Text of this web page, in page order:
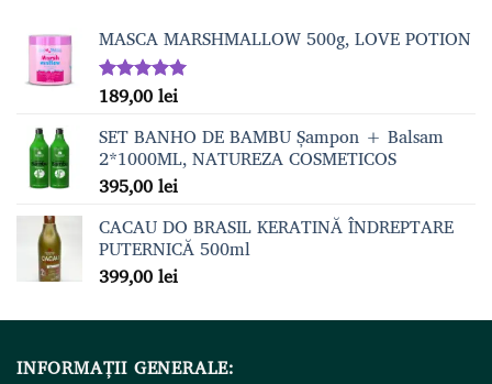
MASCA MARSHMALLOW 500g, LOVE POTION
Evaluat la
5.00din 5
189,00lei
SET BANHO DE BAMBU Șampon + Balsam
2*1000ML, NATUREZA COSMETICOS
395,00lei
CACAU DO BRASIL KERATINĂ ÎNDREPTARE
PUTERNICĂ 500ml
399,00lei
INFORMAȚII GENERALE: